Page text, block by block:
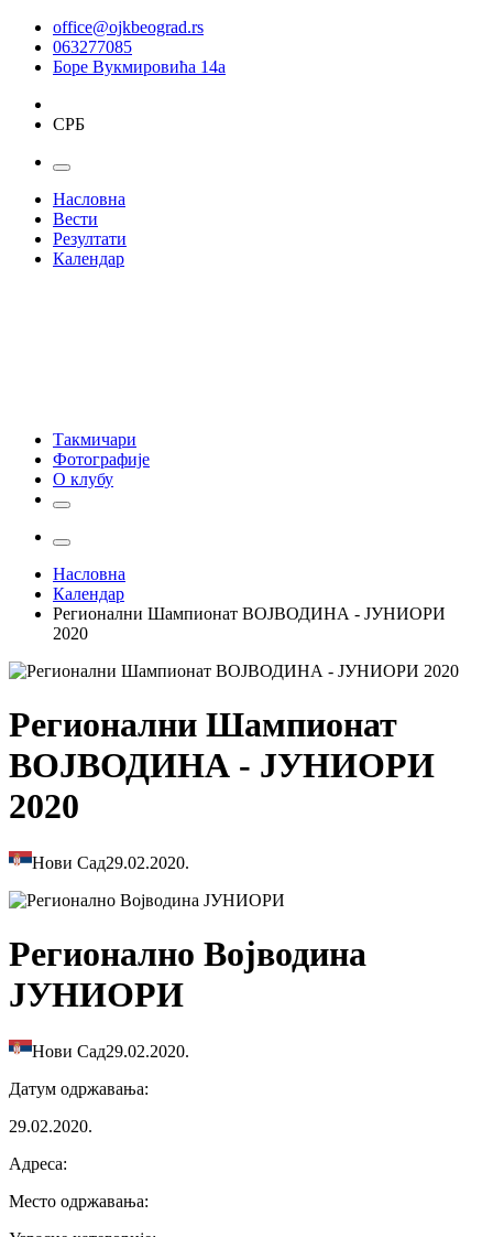
office@ojkbeograd.rs
063277085
Боре Вукмировића 14а
СРБ
Насловна
Вести
Резултати
Календар
Такмичари
Фотографије
О клубу
Насловна
Календар
Регионални Шампионат ВОЈВОДИНА - ЈУНИОРИ
2020
Регионални Шампионат
ВОЈВОДИНА - ЈУНИОРИ
2020
Нови Сад29.02.2020.
Регионално Војводина
ЈУНИОРИ
Нови Сад29.02.2020.
Датум одржавања:
29.02.2020.
Адреса:
Место одржавања: